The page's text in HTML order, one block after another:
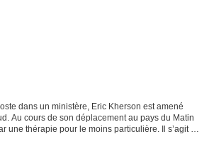
dans un ministère, Eric Kherson est amené
Au cours de son déplacement au pays du Matin
une thérapie pour le moins particulière. Il s’agit de